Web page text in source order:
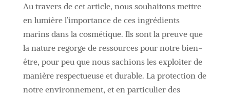
Au travers de cet article, nous souhaitons mettre
en lumière l’importance de ces ingrédients
marins dans la cosmétique. Ils sont la preuve que
la nature regorge de ressources pour notre bien-
être, pour peu que nous sachions les exploiter de
manière respectueuse et durable. La protection de
notre environnement, et en particulier des